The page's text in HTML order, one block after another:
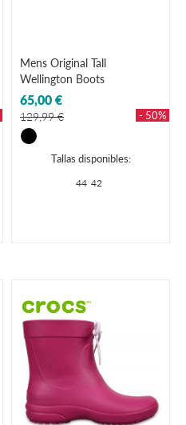
Mens Original Tall
Wellington Boots
65,00 €
129,99 € - 50%
Tallas disponibles:
44 42